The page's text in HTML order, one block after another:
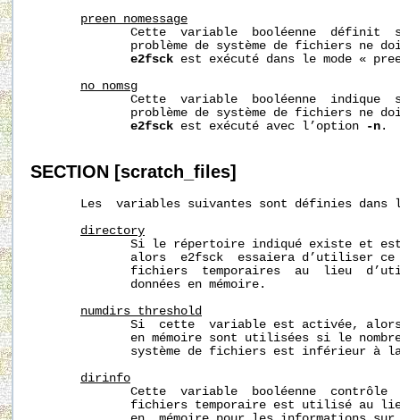
preen_nomessage
Cette  variable  booléenne  définit
problème de système de fichiers ne
e2fsck est exécuté dans le mode «
no_nomsg
Cette  variable  booléenne  indique
problème de système de fichiers ne
e2fsck est exécuté avec l’option -n .
SECTION [scratch_files]
Les  variables suivantes sont définies dans
directory
Si le répertoire indiqué existe et
alors  e2fsck  essaiera d’utiliser
fichiers  temporaires  au  lieu
              données en mémoire.
numdirs_threshold
Si  cette  variable est activée,
en mémoire sont utilisées si le
système de fichiers est inférieur à
dirinfo
Cette  variable  booléenne  contrôle
fichiers temporaire est utilisé au